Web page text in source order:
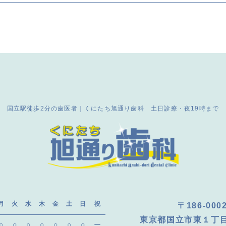
国立駅徒歩2分の歯医者｜くにたち旭通り歯科土日診療・夜19時まで
火 水 木 金 土 日 祝
○ ○ ○ ○ ○ ○ ○ ー
〒186-0002
東京都国立市東１丁